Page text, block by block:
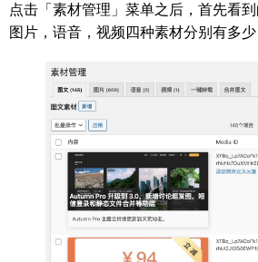
点击「素材管理」菜单之后，首先看
图片，语音，视频四种素材分别有多少